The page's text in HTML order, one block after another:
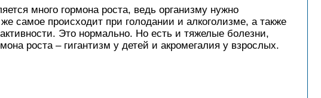
много гормона роста, ведь организму нужно
самое происходит при голодании и алкоголизме, а также
Это нормально. Но есть и тяжелые болезни,
роста – гигантизм у детей и акромегалия у взрослых.